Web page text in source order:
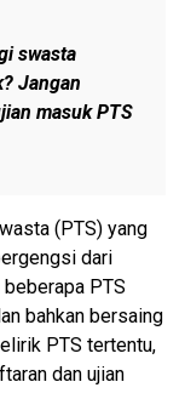
swasta
Jangan
masuk PTS
(PTS) yang
dari
PTS
bahkan bersaing
PTS tertentu,
dan ujian